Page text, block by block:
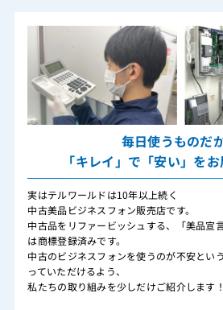
毎日使うものだ
「キレイ」で「安い」をお
実はテルワールドは10年以上続く
中古美品ビジネスフォン販売店です。
中古品をリファービッシュする、「美品宣
は商標登録済みです。
中古のビジネスフォンを使うのが不安とい
っていただけるよう、
私たちの取り組みを少しだけご紹介します！